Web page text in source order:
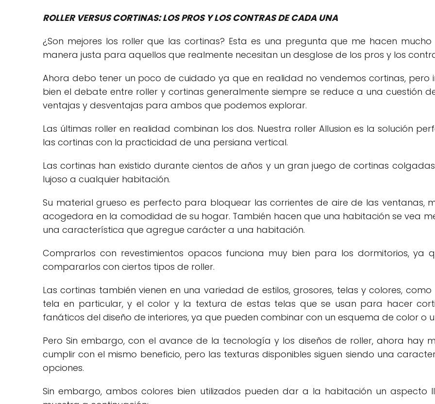
ROLLER VERSUS CORTINAS: LOS PROS Y LOS CONTRAS DE CADA UNA
¿Son mejores los roller que las cortinas? Esta es una pregunta que me hacen
manera justa para aquellos que realmente necesitan un desglose de los pros y los
Ahora debo tener un poco de cuidado ya que en realidad no vendemos cortinas, pero
bien el debate entre roller y cortinas generalmente siempre se reduce a una cuestión
ventajas y desventajas para ambos que podemos explorar.
Las últimas roller en realidad combinan los dos. Nuestra roller Allusion es la solución
las cortinas con la practicidad de una persiana vertical.
Las cortinas han existido durante cientos de años y un gran juego de cortinas
lujoso a cualquier habitación.
Su material grueso es perfecto para bloquear las corrientes de aire de las ventanas,
acogedora en la comodidad de su hogar. También hacen que una habitación se vea
una característica que agregue carácter a una habitación.
Comprarlos con revestimientos opacos funciona muy bien para los dormitorios, ya
compararlos con ciertos tipos de roller.
Las cortinas también vienen en una variedad de estilos, grosores, telas y colores,
tela en particular, y el color y la textura de estas telas que se usan para hacer
fanáticos del diseño de interiores, ya que pueden combinar con un esquema de color o
Pero Sin embargo, con el avance de la tecnología y los diseños de roller, ahora hay
cumplir con el mismo beneficio, pero las texturas disponibles siguen siendo una
opciones.
Sin embargo, ambos colores bien utilizados pueden dar a la habitación un aspecto